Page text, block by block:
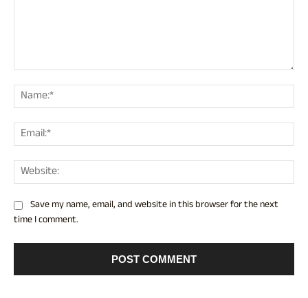
Save my name, email, and website in this browser for the next
time I comment.